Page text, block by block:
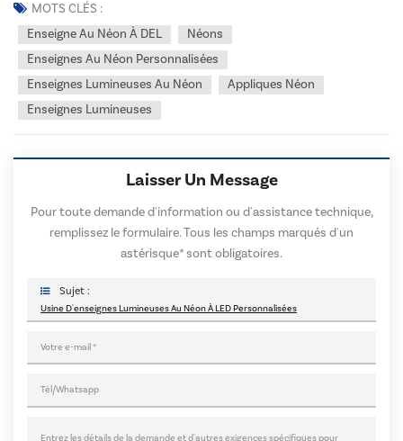
MOTS CLÉS :
Enseigne Au Néon À DEL
Néons
Enseignes Au Néon Personnalisées
Enseignes Lumineuses Au Néon
Appliques Néon
Enseignes Lumineuses
Laisser Un Message
Pour toute demande d'information ou d'assistance technique,
remplissez le formulaire. Tous les champs marqués d'un
astérisque* sont obligatoires.
Sujet :
Usine D'enseignes Lumineuses Au Néon À LED Personnalisées